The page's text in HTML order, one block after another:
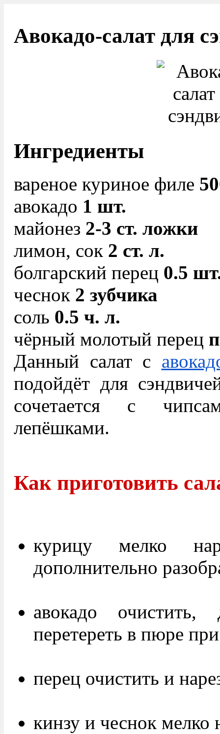
Авокадо-салат для
Ингредиенты
вареное куриное филе
авокадо 1 шт.
майонез 2-3 ст. ложки
лимон, сок 2 ст. л.
болгарский перец 0.5
чеснок 2 зубчика
соль 0.5 ч. л.
чёрный молотый перец
Данный салат с
подойдёт для
сочетается с
лепёшками.
Как приготовить
курицу мелко
дополнительно
авокадо очистить,
перетереть в пюре
перец очистить и
кинзу и чеснок мелко